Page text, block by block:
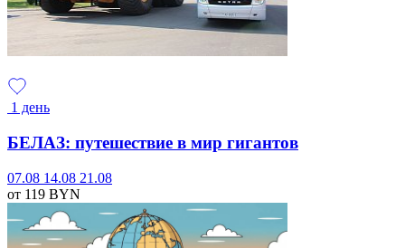
1 день
БЕЛАЗ: путешествие в мир гигантов
07.08 14.08 21.08
от 119 BYN